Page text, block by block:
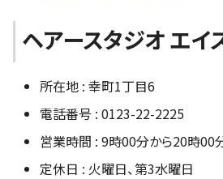
ヘアースタジオ エイ
所在地 : 幸町1丁目6
電話番号 : 0123-22-2225
営業時間 : 9時00分から20時00
定休日 : 火曜日、第3水曜日